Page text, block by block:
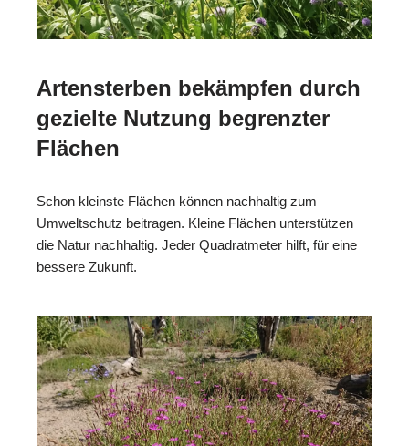
Artensterben bekämpfen durch
gezielte Nutzung begrenzter
Flächen
Schon kleinste Flächen können nachhaltig zum
Umweltschutz beitragen. Kleine Flächen unterstützen
die Natur nachhaltig. Jeder Quadratmeter hilft, für eine
bessere Zukunft.